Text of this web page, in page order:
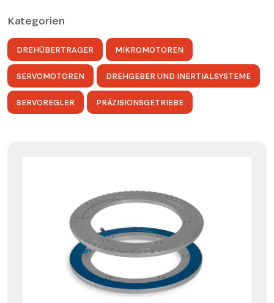
Kategorien
DREHÜBERTRAGER MIKROMOTOREN
SERVOMOTOREN DREHGEBER UND INERTIALSYSTEME
SERVOREGLER PRÄZISIONSGETRIEBE